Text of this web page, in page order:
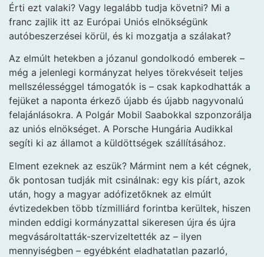
Érti ezt valaki? Vagy legalább tudja követni? Mi a
franc zajlik itt az Európai Uniós elnökségünk
autóbeszerzései körül, és ki mozgatja a szálakat?
Az elmúlt hetekben a józanul gondolkodó emberek –
még a jelenlegi kormányzat helyes törekvéseit teljes
mellszélességgel támogatók is – csak kapkodhatták a
fejüket a naponta érkező újabb és újabb nagyvonalú
felajánlásokra. A Polgár Mobil Saabokkal szponzorálja
az uniós elnökséget. A Porsche Hungária Audikkal
segíti ki az államot a küldöttségek szállításához.
Elment ezeknek az eszük? Mármint nem a két cégnek,
ők pontosan tudják mit csinálnak: egy kis píárt, azok
után, hogy a magyar adófizetőknek az elmúlt
évtizedekben több tízmilliárd forintba kerültek, hiszen
minden eddigi kormányzattal sikeresen újra és újra
megvásároltatták-szervizeltették az – ilyen
mennyiségben – egyébként eladhatatlan pazarló,